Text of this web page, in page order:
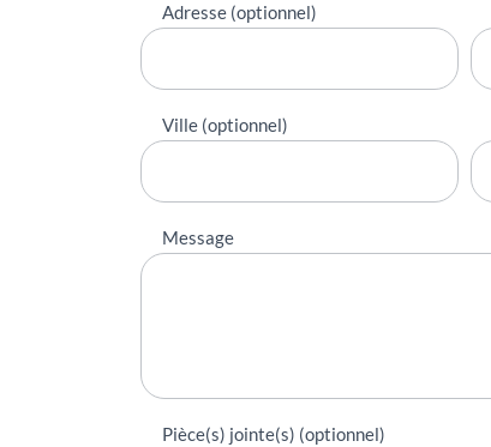
Adresse (optionnel)
Ville (optionnel)
Message
Pièce(s) jointe(s) (optionnel)